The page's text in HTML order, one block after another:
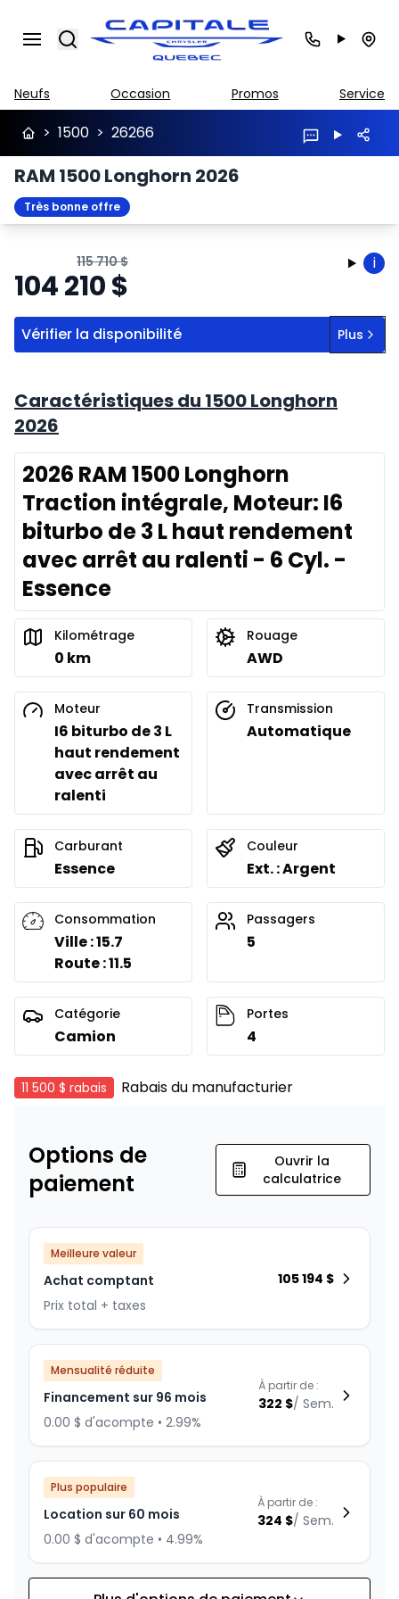
Search
Neufs Occasion Promos Service
> 1500 > 26266
RAM 1500 Longhorn 2026
Très bonne offre
115 710$
104 210$
i
Vérifier la disponibilité Plus
Caractéristiques du 1500 Longhorn
2026
2026 RAM 1500 Longhorn
Traction intégrale, Moteur: I6
biturbo de 3 L haut rendement
avec arrêt au ralenti - 6 Cyl. -
Essence
Kilométrage
0 km
Rouage
AWD
Moteur
I6 biturbo de 3 L
haut rendement
avec arrêt au
ralenti
Transmission
Automatique
Carburant
Essence
Couleur
Ext. : Argent
Consommation
Ville : 15.7
Route : 11.5
Passagers
5
Catégorie
Camion
Portes
4
11 500 $ rabais Rabais du manufacturier
Options de
paiement
Ouvrir la
calculatrice
Meilleure valeur
Achat comptant
Prix total + taxes
105 194 $
Mensualité réduite
Financement sur 96 mois
0.00 $ d'acompte • 2.99%
À partir de :
322 $/ Sem.
Plus populaire
Location sur 60 mois
0.00 $ d'acompte • 4.99%
À partir de :
324 $/ Sem.